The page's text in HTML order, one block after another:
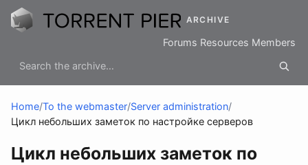
ARCHIVE
Forums Resources Members
Home/To the webmaster/Server administration/
Цикл небольших заметок по настройке серверов
Цикл небольших заметок по